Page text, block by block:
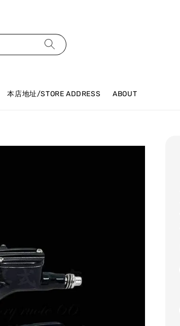
本店地址/STORE ADDRESS ABOUT